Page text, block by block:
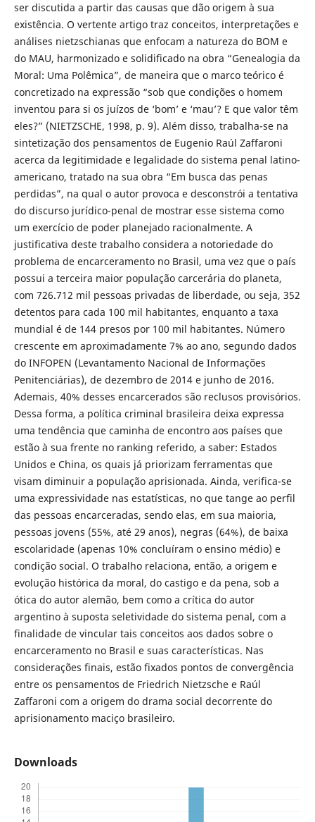
ser discutida a partir das causas que dão origem à sua
existência. O vertente artigo traz conceitos, interpretações e
análises nietzschianas que enfocam a natureza do BOM e
do MAU, harmonizado e solidificado na obra “Genealogia da
Moral: Uma Polêmica”, de maneira que o marco teórico é
concretizado na expressão “sob que condições o homem
inventou para si os juízos de ‘bom’ e ‘mau’? E que valor têm
eles?” (NIETZSCHE, 1998, p. 9). Além disso, trabalha-se na
sintetização dos pensamentos de Eugenio Raúl Zaffaroni
acerca da legitimidade e legalidade do sistema penal latino-
americano, tratado na sua obra “Em busca das penas
perdidas”, na qual o autor provoca e desconstrói a tentativa
do discurso jurídico-penal de mostrar esse sistema como
um exercício de poder planejado racionalmente. A
justificativa deste trabalho considera a notoriedade do
problema de encarceramento no Brasil, uma vez que o país
possui a terceira maior população carcerária do planeta,
com 726.712 mil pessoas privadas de liberdade, ou seja, 352
detentos para cada 100 mil habitantes, enquanto a taxa
mundial é de 144 presos por 100 mil habitantes. Número
crescente em aproximadamente 7% ao ano, segundo dados
do INFOPEN (Levantamento Nacional de Informações
Penitenciárias), de dezembro de 2014 e junho de 2016.
Ademais, 40% desses encarcerados são reclusos provisórios.
Dessa forma, a política criminal brasileira deixa expressa
uma tendência que caminha de encontro aos países que
estão à sua frente no ranking referido, a saber: Estados
Unidos e China, os quais já priorizam ferramentas que
visam diminuir a população aprisionada. Ainda, verifica-se
uma expressividade nas estatísticas, no que tange ao perfil
das pessoas encarceradas, sendo elas, em sua maioria,
pessoas jovens (55%, até 29 anos), negras (64%), de baixa
escolaridade (apenas 10% concluíram o ensino médio) e
condição social. O trabalho relaciona, então, a origem e
evolução histórica da moral, do castigo e da pena, sob a
ótica do autor alemão, bem como a crítica do autor
argentino à suposta seletividade do sistema penal, com a
finalidade de vincular tais conceitos aos dados sobre o
encarceramento no Brasil e suas características. Nas
considerações finais, estão fixados pontos de convergência
entre os pensamentos de Friedrich Nietzsche e Raúl
Zaffaroni com a origem do drama social decorrente do
aprisionamento maciço brasileiro.
Downloads